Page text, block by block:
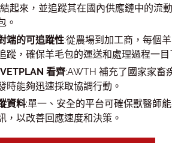
結起來，並追蹤其在國內供應鏈中的流
。
端的可追蹤性:從農場到加工商，每個
蹤，確保羊毛包的運送和處理過程一目
看齊:AWTH 補充了國家家畜
時能夠迅速採取協調行動。
資料:單一、安全的平台可確保獸醫師
，以改善回應速度和決策。